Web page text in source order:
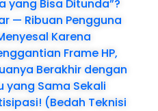
yang Bisa Ditunda”?
— Ribuan Pengguna
Karena
Frame HP,
Berakhir dengan
yang Sama Sekali
(Bedah Teknisi